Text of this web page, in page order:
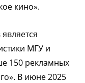
кино».
МГУ и
150 рекламных
В июне 2025